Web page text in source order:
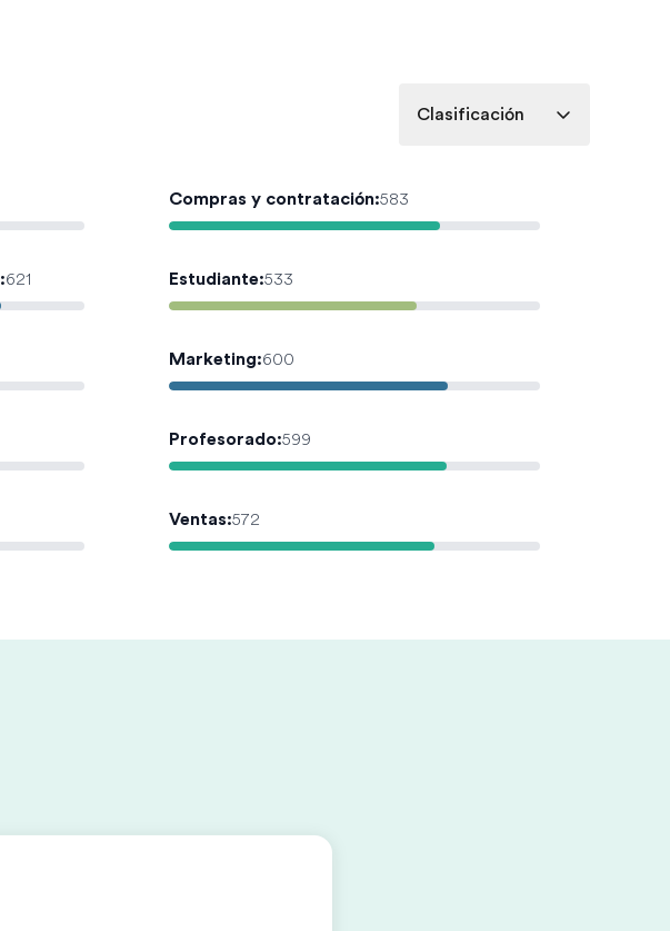
Clasificación
Compras y contratación:583
:621 Estudiante:533
Marketing:600
Profesorado:599
Ventas:572